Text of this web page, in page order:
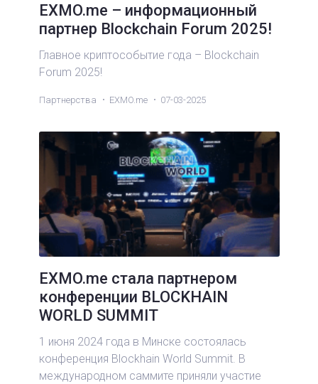
EXMO.me – информационный
партнер Blockchain Forum 2025!
Главное криптособытие года – Blockchain
Forum 2025!
Партнерства EXMO.me 07-03-2025
EXMO.me стала партнером
конференции BLOCKHAIN
WORLD SUMMIT
1 июня 2024 года в Минске состоялась
конференция Blockhain World Summit. В
международном саммите приняли участие